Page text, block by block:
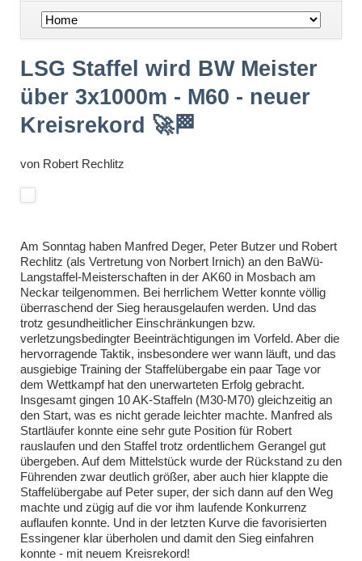
Navigation
LSG Staffel wird BW Meister
über 3x1000m - M60 - neuer
Kreisrekord 🚀🏁
von Robert Rechlitz
Am Sonntag haben Manfred Deger, Peter Butzer und Robert
Rechlitz (als Vertretung von Norbert Irnich) an den BaWü-
Langstaffel-Meisterschaften in der AK60in Mosbach am
Neckar teilgenommen. Bei herrlichem Wetter konnte völlig
überraschend der Sieg herausgelaufen werden. Und das
trotz gesundheitlicher Einschränkungen bzw.
verletzungsbedingter Beeinträchtigungen im Vorfeld. Aber die
hervorragende Taktik, insbesondere wer wann läuft, und das
ausgiebige Training der Staffelübergabe ein paar Tage vor
dem Wettkampf hat den unerwarteten Erfolg gebracht.
Insgesamt gingen 10 AK-Staffeln (M30-M70) gleichzeitig an
den Start, was es nicht gerade leichter machte. Manfred als
Startläufer konnte eine sehr gute Position für Robert
rauslaufen und den Staffel trotz ordentlichem Gerangel gut
übergeben. Auf dem Mittelstück wurde der Rückstand zu den
Führenden zwar deutlich größer, aber auch hier klappte die
Staffelübergabe auf Peter super, der sich dann auf den Weg
machte und zügig auf die vor ihm laufende Konkurrenz
auflaufen konnte. Und in der letzten Kurve die favorisierten
Essingener klar überholen und damit den Sieg einfahren
konnte - mit neuem Kreisrekord!